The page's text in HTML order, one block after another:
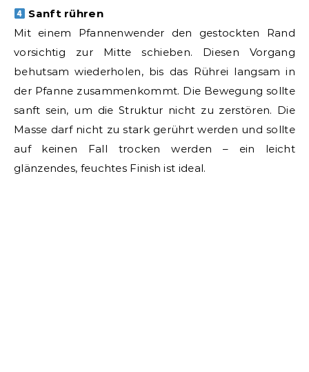
Sanft rühren
Mit einem Pfannenwender den gestockten Rand
vorsichtig zur Mitte schieben. Diesen Vorgang
behutsam wiederholen, bis das Rührei langsam in
der Pfanne zusammenkommt. Die Bewegung sollte
sanft sein, um die Struktur nicht zu zerstören. Die
Masse darf nicht zu stark gerührt werden und sollte
auf keinen Fall trocken werden – ein leicht
glänzendes, feuchtes Finish ist ideal.